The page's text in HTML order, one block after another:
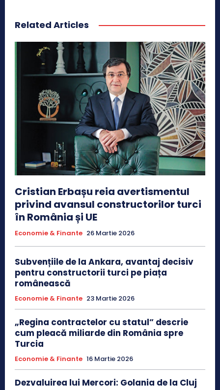
Related Articles
Cristian Erbașu reia avertismentul
privind avansul constructorilor turci
în România și UE
Economie & Finante 26 Martie 2026
Subvențiile de la Ankara, avantaj decisiv
pentru constructorii turci pe piața
românească
Economie & Finante 23 Martie 2026
„Regina contractelor cu statul” descrie
cum pleacă miliarde din România spre
Turcia
Economie & Finante 16 Martie 2026
Dezvaluirea lui Mercori: Golania de la Cluj